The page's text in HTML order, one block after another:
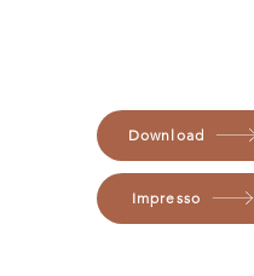
Download
Impresso